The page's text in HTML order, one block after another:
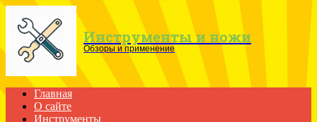
Menu
Инструменты и ножи
Обзоры и применение
Главная
О сайте
Инструменты